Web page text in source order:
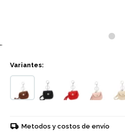
Variantes:
Metodos y costos de envío